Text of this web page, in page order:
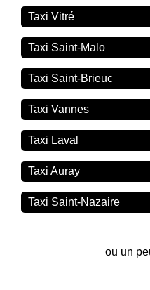
Taxi Vitré
Taxi Saint-Malo
Taxi Saint-Brieuc
Taxi Vannes
Taxi Laval
Taxi Auray
Taxi Saint-Nazaire
ou un